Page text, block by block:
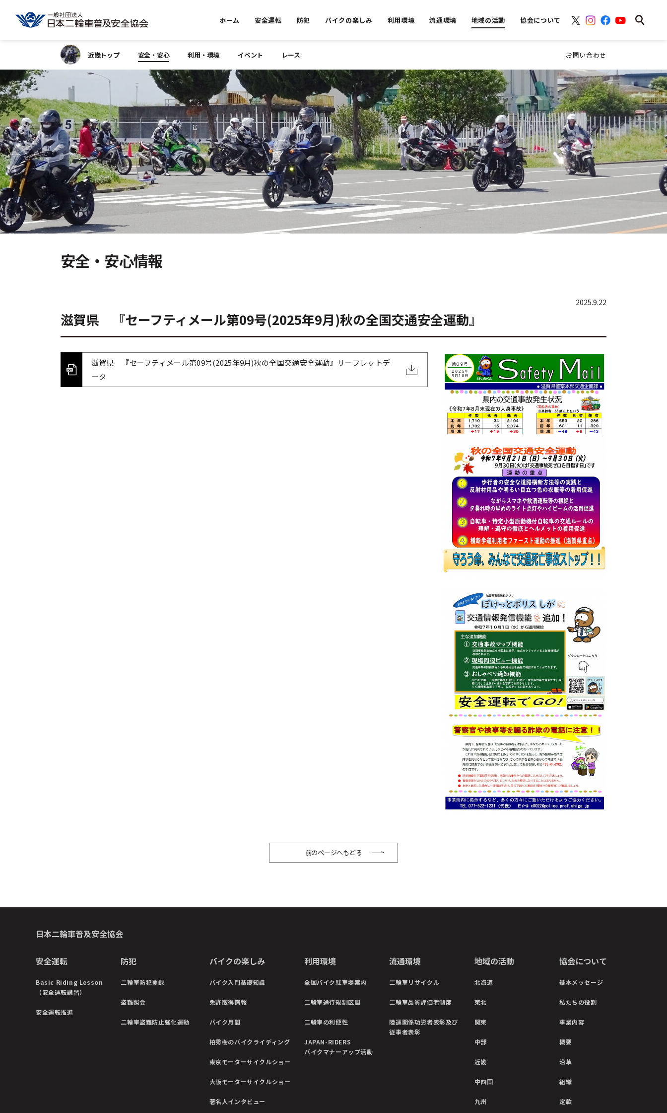
ホーム 安全運転 防犯 バイクの楽しみ 利用環境 流通環境 地域の活動 協会について
近畿トップ 安全・安心 利用・環境 イベント レース お問い合わせ
安全・安心情報
2025.9.22
滋賀県 『セーフティメール第09号(2025年9月)秋の全国交通安全運動』
滋賀県 『セーフティメール第09号(2025年9月)秋の全国交通安全運動』リーフレットデ
ータ
前のページへもどる
日本二輪車普及安全協会
安全運転
Basic Riding Lesson
（安全運転講習）
安全運転推進
防犯
二輪車防犯登録
盗難照会
二輪車盗難防止強化運動
バイクの楽しみ
バイク入門基礎知識
免許取得情報
バイク月間
柏秀樹のバイクライディング
東京モーターサイクルショー
大阪モーターサイクルショー
著名人インタビュー
利用環境
全国バイク駐車場案内
二輪車通行規制区間
二輪車の利便性
JAPAN-RIDERS
バイクマナーアップ活動
流通環境
二輪車リサイクル
二輪車品質評価者制度
陸運関係功労者表彰及び
従事者表彰
地域の活動
北海道
東北
関東
中部
近畿
中四国
九州
協会について
基本メッセージ
私たちの役割
事業内容
概要
沿革
組織
定款